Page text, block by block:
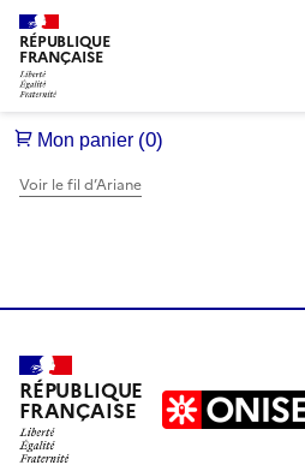
RÉPUBLIQUE
FRANÇAISE
Voir le fil d’Ariane
RÉPUBLIQUE
FRANÇAISE